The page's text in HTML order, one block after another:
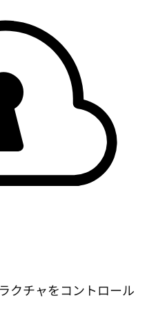
クチャをコントロール